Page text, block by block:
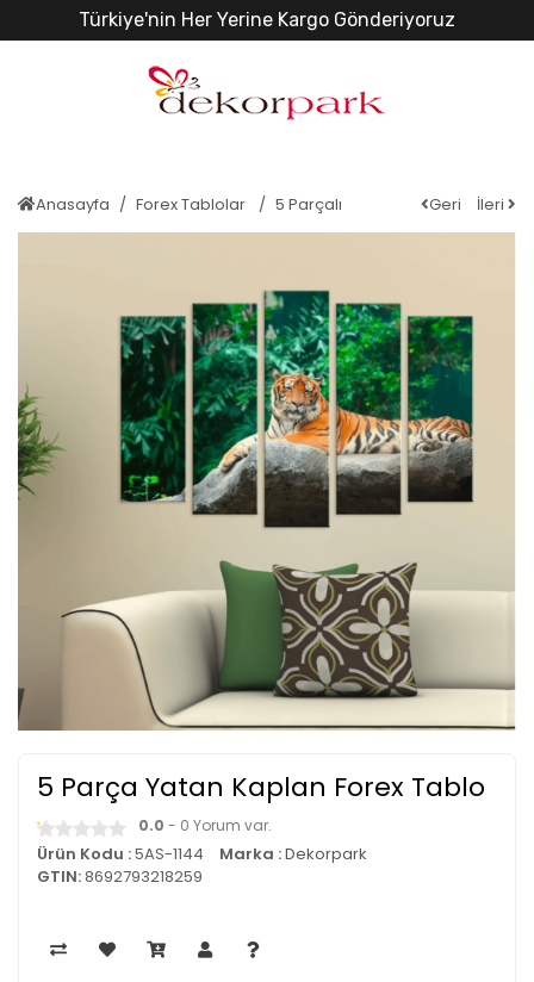
Türkiye'nin Her Yerine Kargo Gönderiyoruz
Anasayfa Forex Tablolar 5 Parçalı Geri İleri
5 Parça Yatan Kaplan Forex Tablo
0.0 - 0 Yorum var.
Ürün Kodu :5AS-1144 Marka :Dekorpark
GTIN:8692793218259